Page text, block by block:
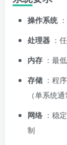
操作系统：
处理器 ：
内存 ：最
存储 ：程
（单系统
网络 ：稳
制